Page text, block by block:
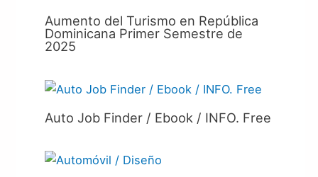
Aumento del Turismo en República
Dominicana Primer Semestre de
2025
Auto Job Finder / Ebook / INFO. Free